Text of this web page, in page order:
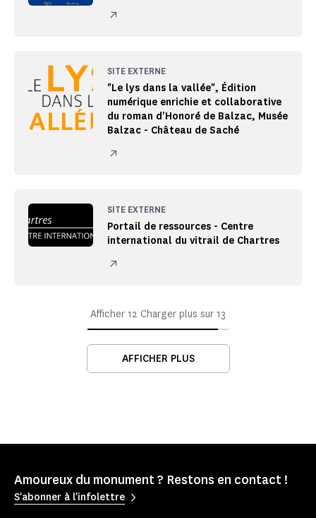
"Le lys dans la vallée", Édition
numérique enrichie et collaborative
du roman d'Honoré de Balzac, Musée
Balzac - Château de Saché
SITE EXTERNE
Portail de ressources - Centre
international du vitrail de Chartres
SITE EXTERNE
Afficher 12 Charger plus sur 13
AFFICHER PLUS
Amoureux du monument ? Restons en contact !
S'abonner à l'infolettre